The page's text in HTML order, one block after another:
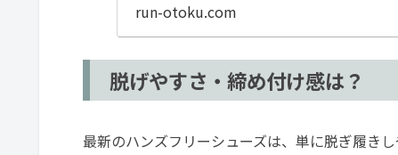
run-otoku.com
脱げやすさ・締め付け感は？
最新のハンズフリーシューズは、単に脱ぎ履きし